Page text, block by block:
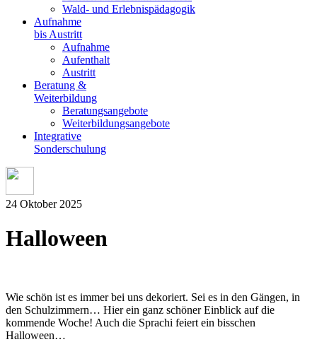
Wald- und Erlebnispädagogik
Aufnahme
bis Austritt
Aufnahme
Aufenthalt
Austritt
Beratung &
Weiterbildung
Beratungsangebote
Weiterbildungsangebote
Integrative
Sonderschulung
24 Oktober 2025
Halloween
Wie schön ist es immer bei uns dekoriert. Sei es in den Gängen, in
den Schulzimmern… Hier ein ganz schöner Einblick auf die
kommende Woche! Auch die Sprachi feiert ein bisschen
Halloween…